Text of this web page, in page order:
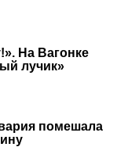
На Вагонке
лучик»
помешала